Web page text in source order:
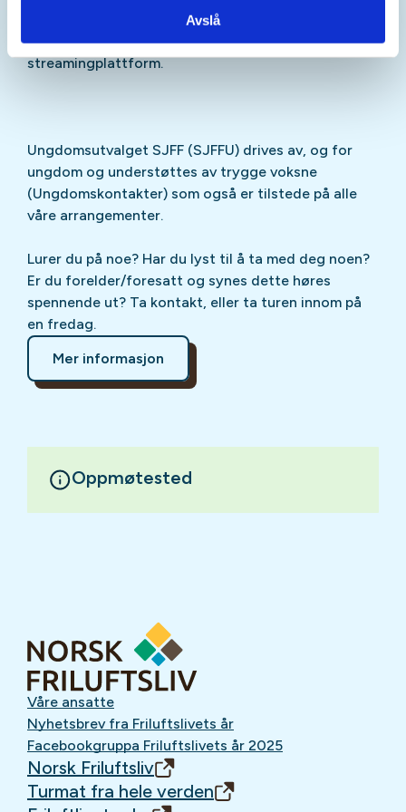
Avslå
påInstagram
TikTokog vår egenpodcastpå din favoritt-
streamingplattform.
Ungdomsutvalget SJFF (SJFFU) drives av, og for
ungdom og understøttes av trygge voksne
(Ungdomskontakter) som også er tilstede på alle
våre arrangementer.
Lurer du på noe? Har du lyst til å ta med deg noen?
Er du forelder/foresatt og synes dette høres
spennende ut? Ta kontakt, eller ta turen innom på
en fredag.
Mer informasjon
Oppmøtested
Våre ansatte
Nyhetsbrev fra Friluftslivets år
Facebookgruppa Friluftslivets år 2025
Norsk Friluftsliv
Turmat fra hele verden